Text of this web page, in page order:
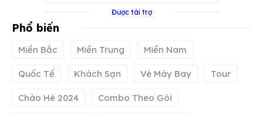
Được tài trợ
Phổ biến
Miền Bắc Miền Trung Miền Nam
Quốc Tế Khách Sạn Vé Máy Bay Tour
Chào Hè 2024 Combo Theo Gói